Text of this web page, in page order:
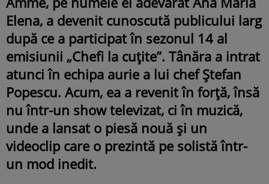
Elena, a devenit cunoscută publicului larg
după ce a participat în sezonul 14 al
emisiunii „Chefi la cuțite”. Tânăra a intrat
atunci în echipa aurie a lui chef Ștefan
Popescu. Acum, ea a revenit în forță, însă
nu într-un show televizat, ci în muzică,
unde a lansat o piesă nouă și un
videoclip care o prezintă pe solistă într-
un mod inedit.